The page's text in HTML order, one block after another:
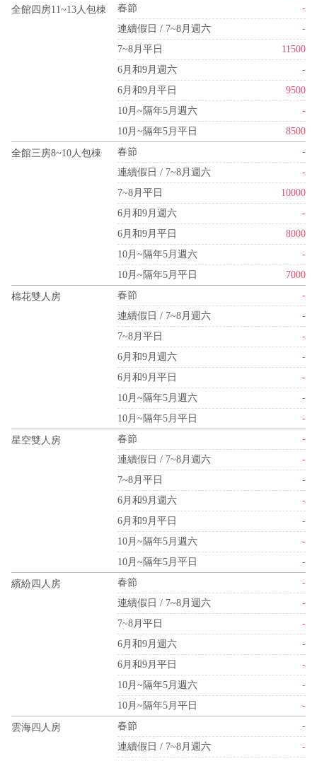
全館四房11~13人包棟 春節
-
連續假日 / 7~8月週六
-
7~8月平日
11500
6月和9月週六
-
6月和9月平日
9500
10月~隔年5月週六
-
10月~隔年5月平日
8500
全館三房8~10人包棟 春節
-
連續假日 / 7~8月週六
-
7~8月平日
10000
6月和9月週六
-
6月和9月平日
8000
10月~隔年5月週六
-
10月~隔年5月平日
7000
棉花雙人房 春節
-
連續假日 / 7~8月週六
-
7~8月平日
-
6月和9月週六
-
6月和9月平日
-
10月~隔年5月週六
-
10月~隔年5月平日
-
星空雙人房 春節
-
連續假日 / 7~8月週六
-
7~8月平日
-
6月和9月週六
-
6月和9月平日
-
10月~隔年5月週六
-
10月~隔年5月平日
-
繽紛四人房 春節
-
連續假日 / 7~8月週六
-
7~8月平日
-
6月和9月週六
-
6月和9月平日
-
10月~隔年5月週六
-
10月~隔年5月平日
-
雲海四人房 春節
-
連續假日 / 7~8月週六
-